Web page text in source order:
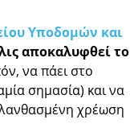
Υποδομών και
αποκαλυφθεί το
να πάει στο
σημασία) και να
χρέωση